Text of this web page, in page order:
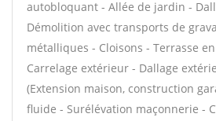
autobloquant - Allée de jardin -
Démolition avec transports de
métalliques - Cloisons - Terrasse
Carrelage extérieur - Dallage
(Extension maison, construction
fluide - Surélévation maçonnerie -